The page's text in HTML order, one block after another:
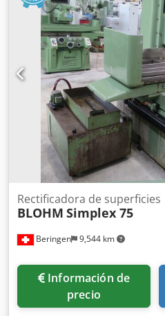
1030/870/H1510 mm -Peso
Beringen 9,544 km
Rectificadora de superficies
BLOHM Simplex 75
Información de
precio